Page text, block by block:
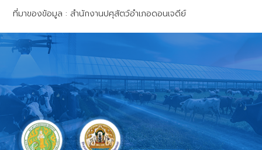
ที่มาของข้อมูล : สำนักงานปศุสัตว์อำเภอดอนเจดีย์